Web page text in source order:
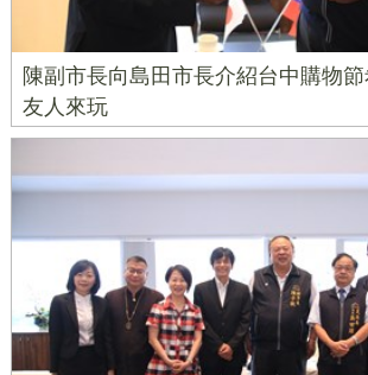
陳副市長向島田市長介紹台中購物
友人來玩